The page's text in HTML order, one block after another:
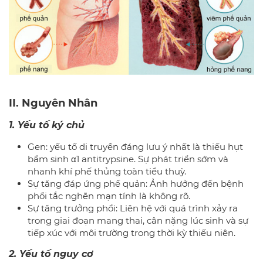
II. Nguyên Nhân
1. Yếu tố ký chủ
Gen: yếu tố di truyền đáng lưu ý nhất là thiếu hụt
bẩm sinh α1 antitrypsine. Sự phát triển sớm và
nhanh khí phế thủng toàn tiểu thuỳ.
Sự tăng đáp ứng phế quản: Ảnh hưởng đến bệnh
phổi tắc nghẽn mạn tính là không rõ.
Sự tăng trưởng phổi: Liên hệ với quá trình xảy ra
trong giai đoạn mang thai, cân nặng lúc sinh và sự
tiếp xúc với môi trường trong thời kỳ thiếu niên.
2. Yếu tố nguy cơ